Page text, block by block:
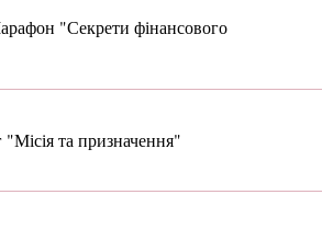
"Секрети фінансового
та призначення"